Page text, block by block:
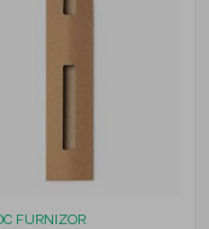
FURNIZOR